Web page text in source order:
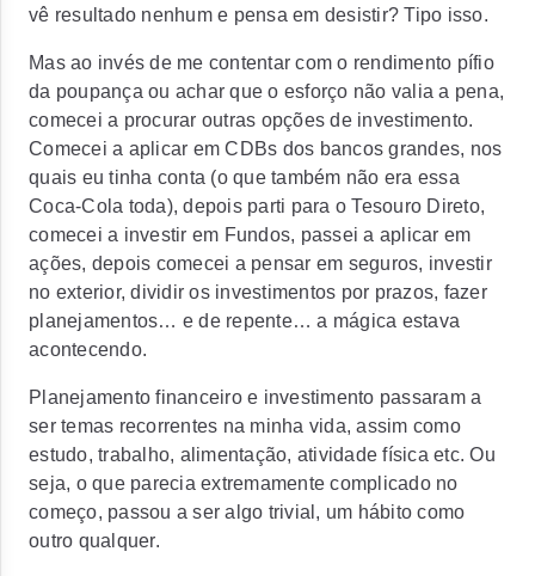
vê resultado nenhum e pensa em desistir? Tipo isso.
Mas ao invés de me contentar com o rendimento pífio
da poupança ou achar que o esforço não valia a pena,
comecei a procurar outras opções de investimento.
Comecei a aplicar em CDBs dos bancos grandes, nos
quais eu tinha conta (o que também não era essa
Coca-Cola toda), depois parti para o Tesouro Direto,
comecei a investir em Fundos, passei a aplicar em
ações, depois comecei a pensar em seguros, investir
no exterior, dividir os investimentos por prazos, fazer
planejamentos… e de repente… a mágica estava
acontecendo.
Planejamento financeiro e investimento passaram a
ser temas recorrentes na minha vida, assim como
estudo, trabalho, alimentação, atividade física etc. Ou
seja, o que parecia extremamente complicado no
começo, passou a ser algo trivial, um hábito como
outro qualquer.